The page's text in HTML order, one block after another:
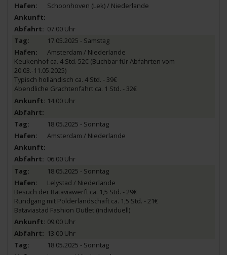
Schoonhoven (Lek) / Niederlande
07.00 Uhr
17.05.2025 - Samstag
Amsterdam / Niederlande
Keukenhof ca. 4 Std. 52€ (Buchbar für Abfahrten vom
20.03.-11.05.2025)
Typisch holländisch ca. 4 Std. - 39€
Abendliche Grachtenfahrt ca. 1 Std. - 32€
14.00 Uhr
18.05.2025 - Sonntag
Amsterdam / Niederlande
06.00 Uhr
18.05.2025 - Sonntag
Lelystad / Niederlande
Besuch der Bataviawerft ca. 1,5 Std. - 29€
Rundgang mit Polderlandschaft ca. 1,5 Std. - 21€
Bataviastad Fashion Outlet (individuell)
09.00 Uhr
13.00 Uhr
18.05.2025 - Sonntag